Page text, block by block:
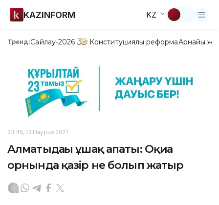
KAZINFORM KZ
Тренд:Сайлау-2026 Конституциялық реформаАрнайы
23:45, 13 Наурыз 2021
Алматыдағы ұшақ апаты: Оқиға
орнында қазір не болып жатыр